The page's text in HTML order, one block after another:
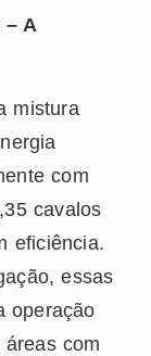
– A
mistura
com
cavalos
eficiência.
essas
operação
com